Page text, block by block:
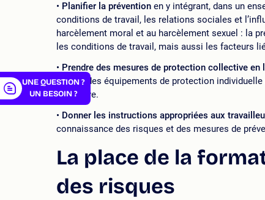
Planifier la prévention en y intégrant, dans un
conditions de travail, les relations sociales et
harcèlement moral et au harcèlement sexuel : la
les conditions de travail, mais aussi les facteurs
Prendre des mesures de protection collective
utiliser des équipements de protection
collective.
Donner les instructions appropriées aux
connaissance des risques et des mesures de
La place de la
des risques
UNE QUESTION ?
UN BESOIN ?